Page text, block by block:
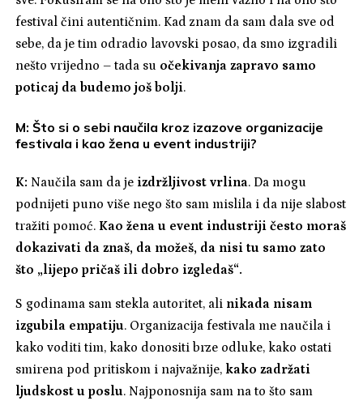
festival čini autentičnim. Kad znam da sam dala sve od
sebe, da je tim odradio lavovski posao, da smo izgradili
nešto vrijedno – tada su očekivanja zapravo samo
poticaj da budemo još bolji.
M: Što si o sebi naučila kroz izazove organizacije
festivala i kao žena u event industriji?
K: Naučila sam da je izdržljivost vrlina. Da mogu
podnijeti puno više nego što sam mislila i da nije slabost
tražiti pomoć. Kao žena u event industriji često moraš
dokazivati da znaš, da možeš, da nisi tu samo zato
što „lijepo pričaš ili dobro izgledaš“.
S godinama sam stekla autoritet, ali nikada nisam
izgubila empatiju. Organizacija festivala me naučila i
kako voditi tim, kako donositi brze odluke, kako ostati
smirena pod pritiskom i najvažnije, kako zadržati
ljudskost u poslu. Najponosnija sam na to što sam